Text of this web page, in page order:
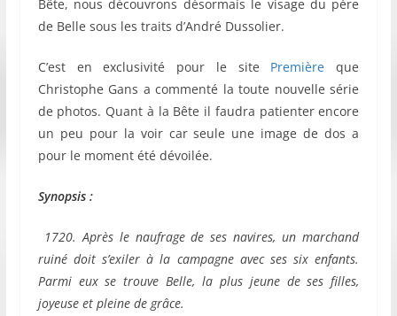
Bête, nous découvrons désormais le visage du père
de Belle sous les traits d’André Dussolier.
C’est en exclusivité pour le site Première que
Christophe Gans a commenté la toute nouvelle série
de photos. Quant à la Bête il faudra patienter encore
un peu pour la voir car seule une image de dos a
pour le moment été dévoilée.
Synopsis :
1720. Après le naufrage de ses navires, un marchand
ruiné doit s’exiler à la campagne avec ses six enfants.
Parmi eux se trouve Belle, la plus jeune de ses filles,
joyeuse et pleine de grâce.